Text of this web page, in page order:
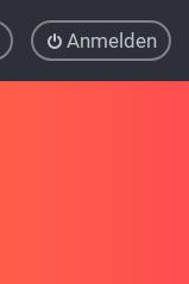
Anmelden